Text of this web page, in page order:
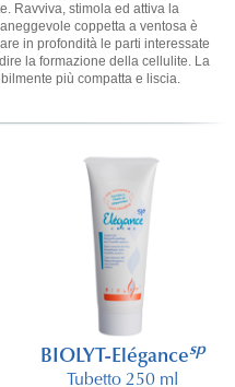
Ravviva, stimola ed attiva la
coppetta a ventosa è
in profondità le parti interessate
la formazione della cellulite. La
più compatta e liscia.
BIOLYT-Elégancesp
Tubetto 250 ml